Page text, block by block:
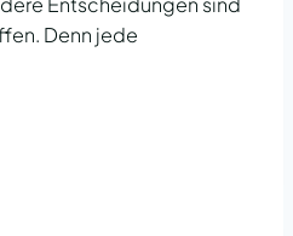
Denn jede